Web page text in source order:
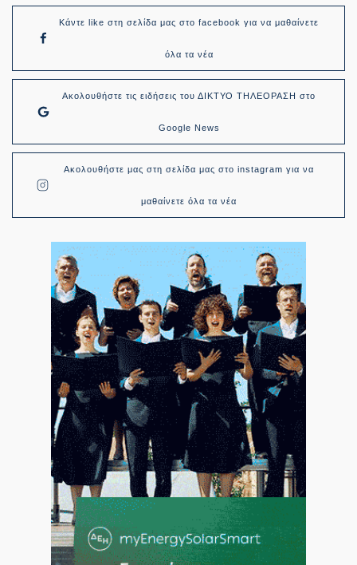
Κάντε like στη σελίδα μας στο facebook για να μαθαίνετε
όλα τα νέα
Ακολουθήστε τις ειδήσεις του ΔΙΚΤΥΟ ΤΗΛΕΟΡΑΣΗ στο
Google News
Ακολουθήστε μας στη σελίδα μας στο instagram για να
μαθαίνετε όλα τα νέα